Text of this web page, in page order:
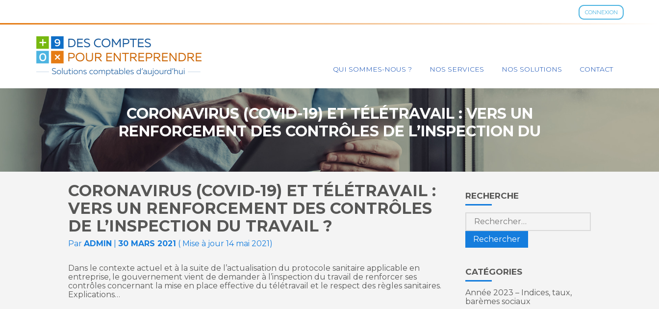
CONNEXION
au
contenu
Principal
QUI SOMMES-NOUS ? NOS SERVICES NOS SOLUTIONS CONTACT
CORONAVIRUS (COVID-19) ET TÉLÉTRAVAIL : VERS UN
RENFORCEMENT DES CONTRÔLES DE L’INSPECTION DU
TRAVAIL ?
CORONAVIRUS (COVID-19) ET TÉLÉTRAVAIL :
VERS UN RENFORCEMENT DES CONTRÔLES
DE L’INSPECTION DU TRAVAIL ?
ParADMIN |30 MARS 2021 ( Mise à jour 14 mai 2021)
Dans le contexte actuel et à la suite de l’actualisation du protocole sanitaire applicable en
entreprise, le gouvernement vient de demander à l’inspection du travail de renforcer ses
contrôles concernant la mise en place effective du télétravail et le respect des règles sanitaires.
Explications…
Blog
sidebar
RECHERCHE
Rechercher :
CATÉGORIES
Année 2023 – Indices, taux,
barèmes sociaux